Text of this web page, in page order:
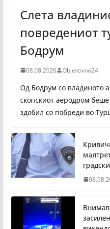
Слета
повредениот
Бодрум
08.08.2026 Objektivno24
Од Бодрум со владиното
скопскиот аеродром
здобил со побреди во